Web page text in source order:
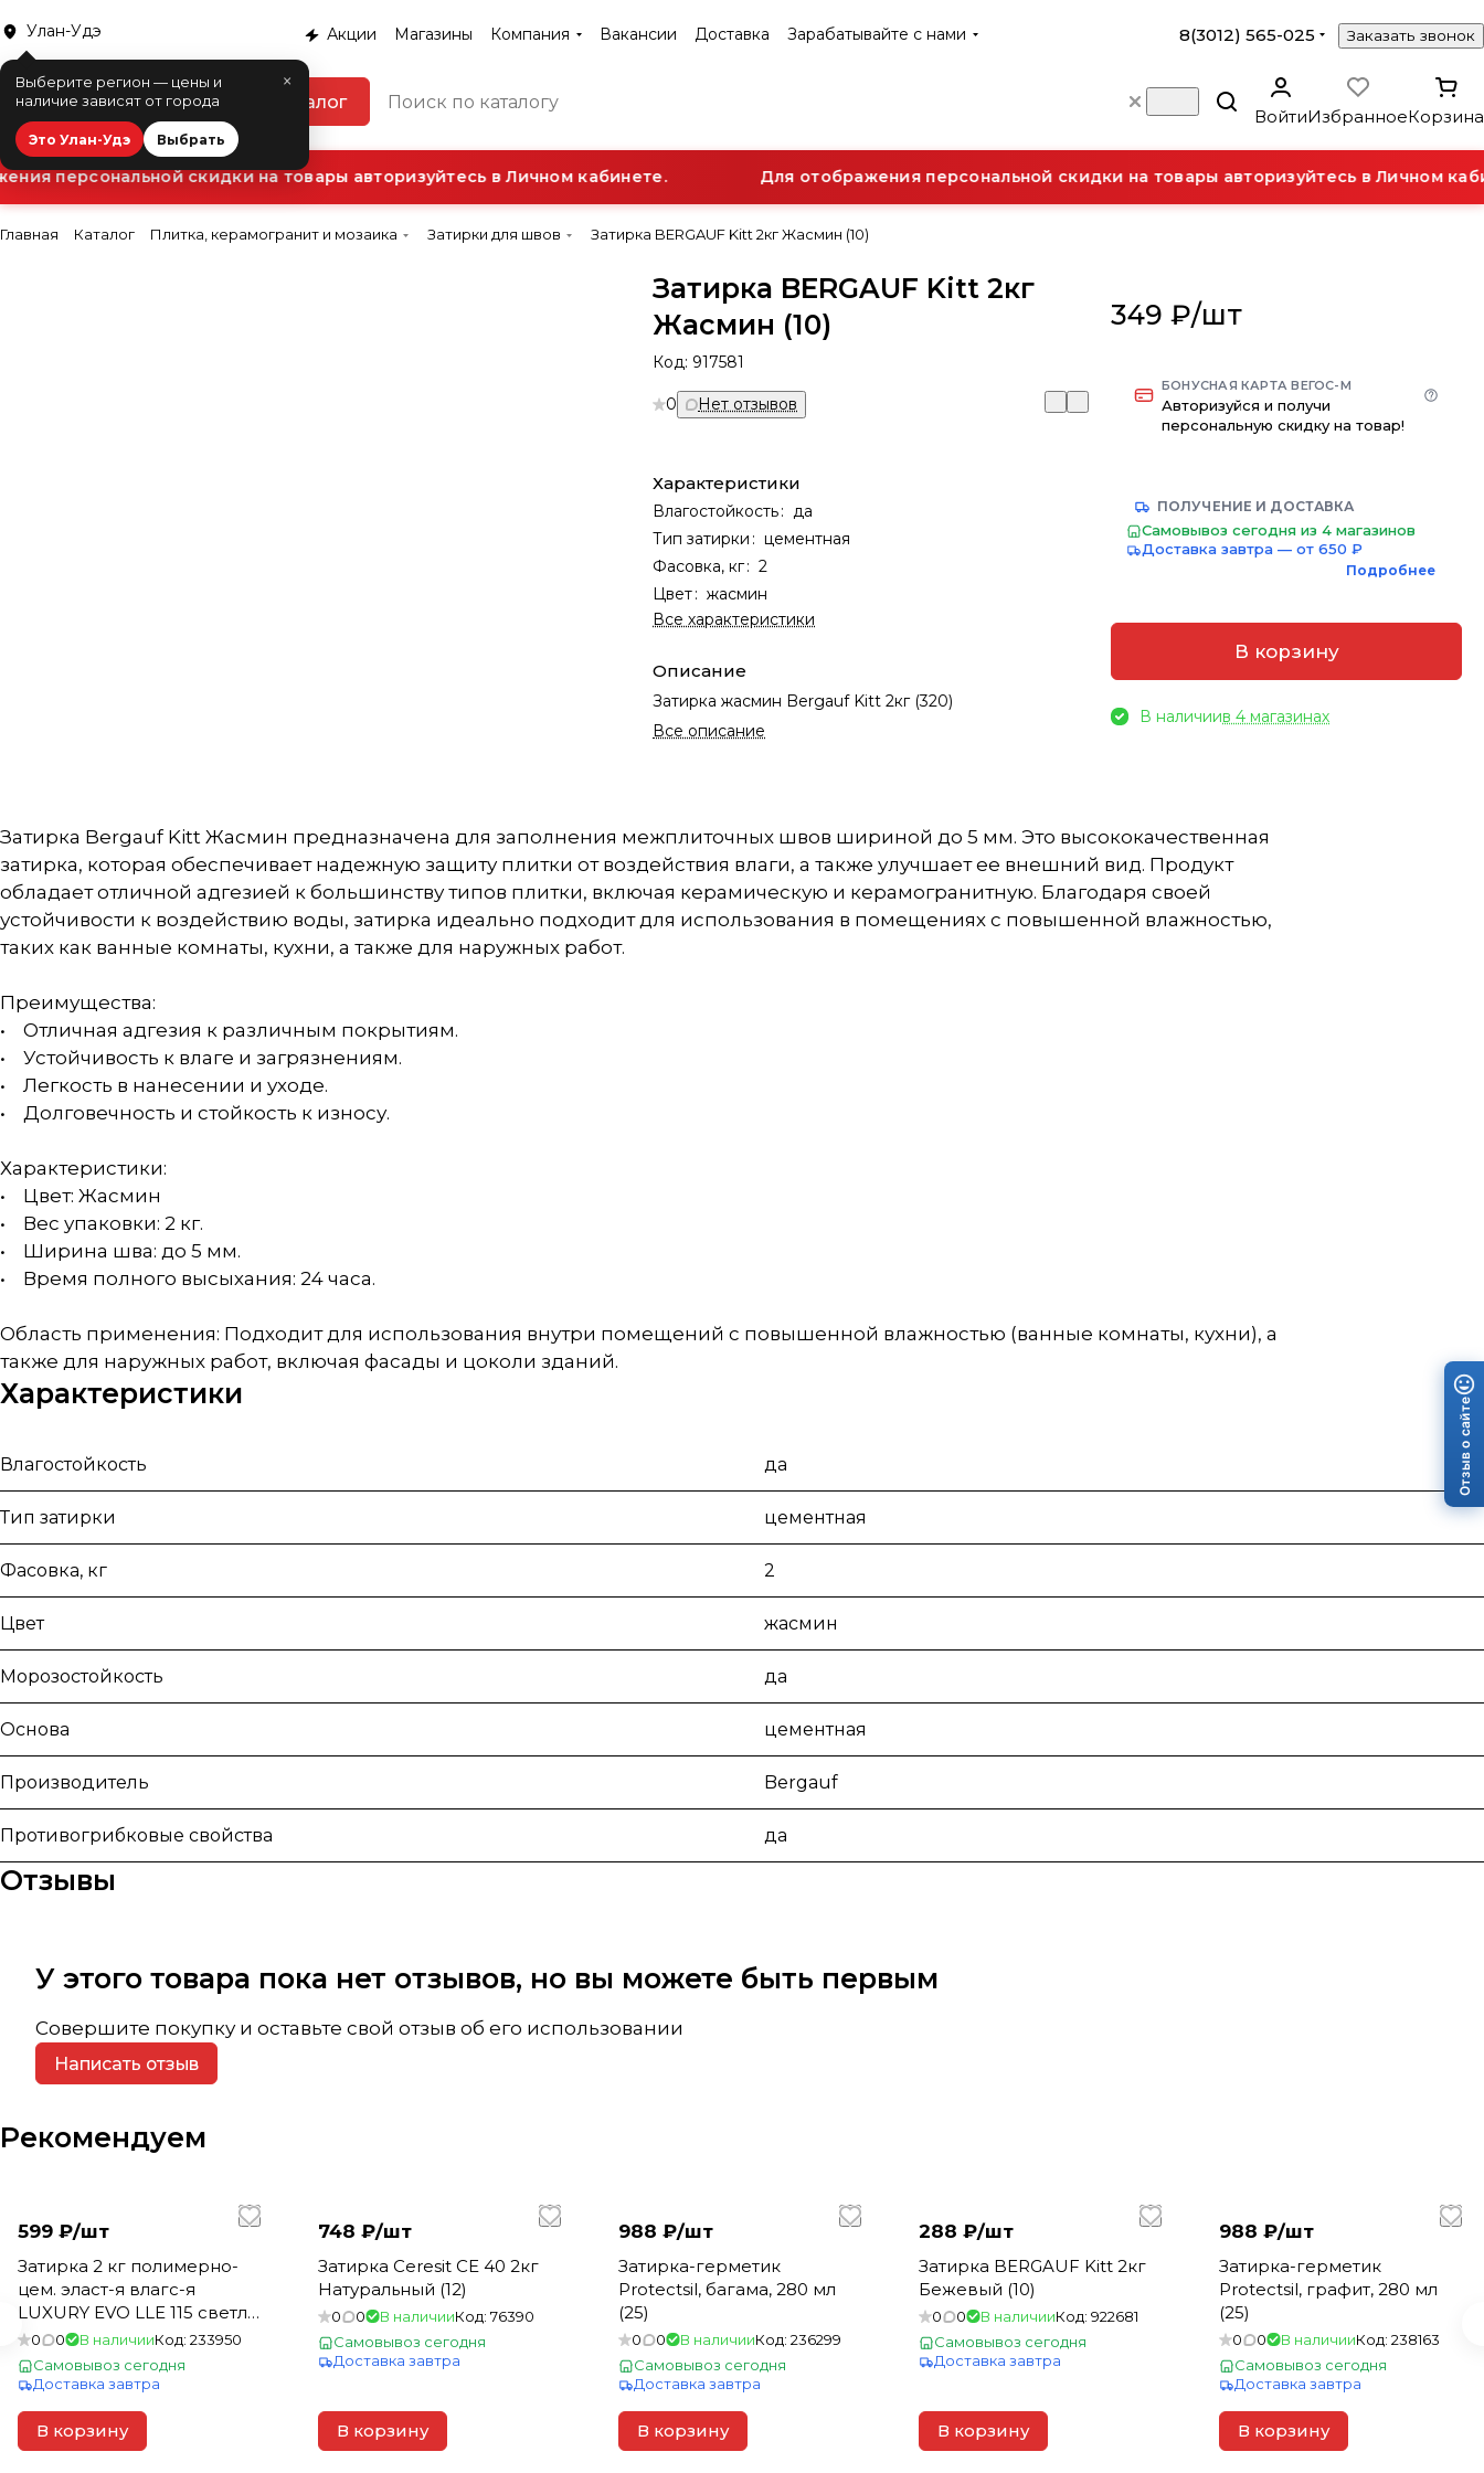
Улан-Удэ
×
Выберите регион — цены и
наличие зависят от города
Это Улан-Удэ Выбрать
Акции Магазины Компания Вакансии Доставка Зарабатывайте с нами 8(3012) 565-025 Заказать звонок
Каталог
ВойтиИзбранноеКорзина
персональной скидки на товары авторизуйтесь в Личном кабинете. Для отображения персональной скидки на товары авторизуйтесь в Личном
Главная Каталог Плитка, керамогранит и мозаика Затирки для швов Затирка BERGAUF Kitt 2кг Жасмин (10)
Затирка BERGAUF Kitt 2кг
Жасмин (10)
Код: 917581
0 Нет отзывов
Характеристики
Влагостойкость: да
Тип затирки : цементная
Фасовка, кг: 2
Цвет: жасмин
Все характеристики
Описание
Затирка жасмин Bergauf Kitt 2кг (320)
Все описание
349 ₽/шт
БОНУСНАЯ КАРТА ВЕГОС-М
Авторизуйся и получи
персональную скидку на товар!
ПОЛУЧЕНИЕ И ДОСТАВКА
Самовывоз сегодня из 4 магазинов
Доставка завтра — от 650 ₽
Подробнее
В корзину
В наличиив 4 магазинах
Затирка Bergauf Kitt Жасмин предназначена для заполнения межплиточных швов шириной до 5 мм. Это высококачественная
затирка, которая обеспечивает надежную защиту плитки от воздействия влаги, а также улучшает ее внешний вид. Продукт
обладает отличной адгезией к большинству типов плитки, включая керамическую и керамогранитную. Благодаря своей
устойчивости к воздействию воды, затирка идеально подходит для использования в помещениях с повышенной влажностью,
таких как ванные комнаты, кухни, а также для наружных работ.
Преимущества:
• Отличная адгезия к различным покрытиям.
• Устойчивость к влаге и загрязнениям.
• Легкость в нанесении и уходе.
• Долговечность и стойкость к износу.
Характеристики:
• Цвет: Жасмин
• Вес упаковки: 2 кг.
• Ширина шва: до 5 мм.
• Время полного высыхания: 24 часа.
Область применения: Подходит для использования внутри помещений с повышенной влажностью (ванные комнаты, кухни), а
также для наружных работ, включая фасады и цоколи зданий.
Характеристики
Влагостойкость да
Тип затирки цементная
Фасовка, кг 2
Цвет жасмин
Морозостойкость да
Основа цементная
Производитель Bergauf
Противогрибковые свойства да
Отзывы
У этого товара пока нет отзывов, но вы можете быть первым
Совершите покупку и оставьте свой отзыв об его использовании
Написать отзыв
Рекомендуем
599 ₽/шт
Затирка 2 кг полимерно-
цем. эласт-я влагс-я
LUXURY EVO LLE 115 светло-
серый для швов 1-10мм
(200)
0 0 В наличииКод: 233950
Самовывоз сегодня
Доставка завтра
В корзину
748 ₽/шт
Затирка Ceresit CE 40 2кг
Натуральный (12)
0 0 В наличииКод: 76390
Самовывоз сегодня
Доставка завтра
В корзину
988 ₽/шт
Затирка-герметик
Protectsil, багама, 280 мл
(25)
0 0 В наличииКод: 236299
Самовывоз сегодня
Доставка завтра
В корзину
288 ₽/шт
Затирка BERGAUF Kitt 2кг
Бежевый (10)
0 0 В наличииКод: 922681
Самовывоз сегодня
Доставка завтра
В корзину
988 ₽/шт
Затирка-герметик
Protectsil, графит, 280 мл
(25)
0 0 В наличииКод: 238163
Самовывоз сегодня
Доставка завтра
В корзину
Отзыв о сайте